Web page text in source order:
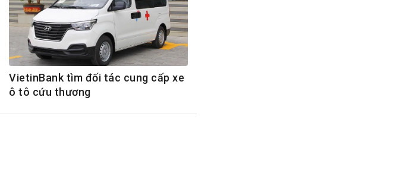
Dự thảo luật
Tư vấn – Hỏi đáp
Tra cứu văn bản
VietinBank tìm đối tác cung cấp xe
ô tô cứu thương